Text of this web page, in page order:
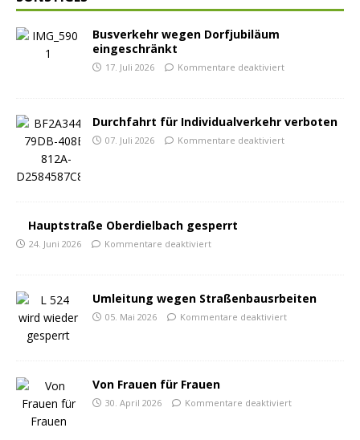
Busverkehr wegen Dorfjubiläum
eingeschränkt
17. Juli 2026 Kommentare deaktiviert
Durchfahrt für Individualverkehr verboten
07. Juli 2026 Kommentare deaktiviert
Hauptstraße Oberdielbach gesperrt
24. Juni 2026 Kommentare deaktiviert
Umleitung wegen Straßenbausrbeiten
05. Mai 2026 Kommentare deaktiviert
Von Frauen für Frauen
30. April 2026 Kommentare deaktiviert